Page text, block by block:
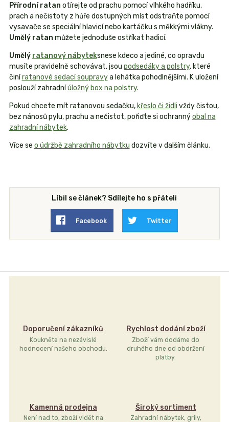
Přírodní ratan otírejte od prachu pomocí vlhkého hadříku,
prach a nečistoty z hůře dostupných míst odstraňte pomocí
vysavače se speciální hlavicí nebo kartáčku s měkkými vlákny.
Umělý ratan můžete jednoduše ostříkat hadicí.
Umělý ratanový nábyteksnese kdeco a jediné, co opravdu
musíte pravidelně schovávat, jsou podsedáky a polstry, které
činíratanové sedací soupravya lehátka pohodlnějšími. K uložení
poslouží zahradníúložný box na polstry.
Pokud chcete mít ratanovou sedačku, křeslo či židli vždy čistou,
bez nánosů pylu, prachu a nečistot, pořiďte si ochrannýobal na
zahradní nábytek.
Více se o údržbě zahradního nábytku dozvíte v dalším článku.
Líbil se článek? Sdílejte ho s přáteli
Facebook Twitter
Doporučení zákazníků
Koukněte na nezávislé
hodnocení našeho obchodu.
Rychlost dodání zboží
Zboží vám dodáme do
druhého dne od obdržení
platby.
Kamenná prodejna
Není nad to, zboží vidět na
Široký sortiment
Zahradní nábytek, grily,